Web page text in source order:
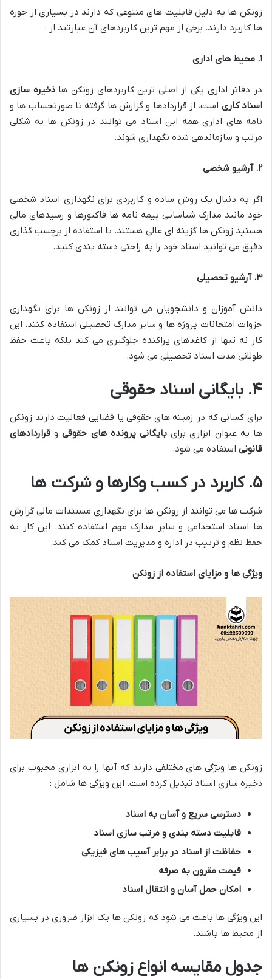
زونکن ها به دلیل قابلیت های متنوعی که دارند در بسیاری از حوزه
ها کاربرد دارند. برخی از مهم ترین کاربردهای آن عبارتند از :
۱. محیط های اداری
در دفاتر اداری یکی از اصلی ترین کاربردهای زونکن هاذخیره سازی
اسناد کاری است. از قراردادها و گزارش ها گرفته تا صورتحساب ها و
نامه های اداری همه این اسناد می توانند در زونکن ها به شکلی
مرتب و سازماندهی شده نگهداری شوند.
۲.آرشیو شخصی
اگر به دنبال یک روش ساده و کاربردی برای نگهداری اسناد شخصی
خود مانند مدارک شناسایی بیمه نامه ها فاکتورها و رسیدهای مالی
هستید زونکن ها گزینه ای عالی هستند. با استفاده از برچسب گذاری
دقیق می توانید اسناد خود را به راحتی دسته بندی کنید.
۳.آرشیو تحصیلی
دانش آموزان و دانشجویان می توانند از زونکن ها برای نگهداری
جزوات امتحانات پروژه ها و سایر مدارک تحصیلی استفاده کنند. این
کار نه تنها از کاغذهای پراکنده جلوگیری می کند بلکه باعث حفظ
طولانی مدت اسناد تحصیلی می شود.
۴. بایگانی اسناد حقوقی
برای کسانی که در زمینه های حقوقی یا قضایی فعالیت دارند زونکن
ها به عنوان ابزاری برای بایگانی پرونده های حقوقیو قراردادهای
قانونی استفاده می شود.
۵.کاربرد در کسب وکارها و شرکت ها
شرکت ها می توانند از زونکن ها برای نگهداری مستندات مالی گزارش
ها اسناد استخدامی و سایر مدارک مهم استفاده کنند. این کار به
حفظ نظم و ترتیب در اداره و مدیریت اسناد کمک می کند.
ویژگی ها و مزایای استفاده از زونکن
زونکن ها ویژگی های مختلفی دارند که آنها را به ابزاری محبوب برای
ذخیره سازی اسناد تبدیل کرده است. این ویژگی ها شامل :
دسترسی سریع و آسان به اسناد
قابلیت دسته بندی و مرتب سازی اسناد
حفاظت از اسناد در برابر آسیب های فیزیکی
قیمت مقرون به صرفه
امکان حمل آسان و انتقال اسناد
این ویژگی ها باعث می شود که زونکن ها یک ابزار ضروری در بسیاری
از محیط ها باشند.
جدول مقایسه انواع زونکن ها